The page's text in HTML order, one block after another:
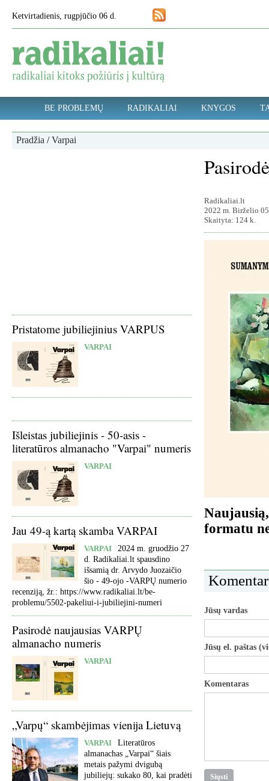
Ketvirtadienis, rugpjūčio 06 d.
BE PROBLEMŲ RADIKALIAI KNYGOS
Pradžia /Varpai
Pristatome jubiliejinius VARPUS
VARPAI
Išleistas jubiliejinis - 50-asis -
literatūros almanacho "Varpai" numeris
VARPAI
Jau 49-ą kartą skamba VARPAI
VARPAI
2024 m. gruodžio 27
d. Radikaliai.lt spausdino
išsamią dr. Arvydo Juozaičio
šio - 49-ojo -VARPŲ numerio
recenziją, žr.: https://www.radikaliai.lt/be-
problemu/5502-pakeliui-i-jubiliejini-numeri
Pasirodė naujausias VARPŲ
almanacho numeris
VARPAI
„Varpų“ skambėjimas vienija Lietuvą
VARPAI
Literatūros
almanachas „Varpai“ šiais
metais pažymi dvigubą
jubiliejų: sukako 80, kai pradėti
Radikaliai.lt
2022 m. Birželio
Skaityta: 124 k.
formatu
Jūsų vardas
Jūsų el. paštas
Komentaras